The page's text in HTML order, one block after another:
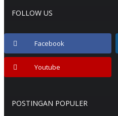
FOLLOW US
Facebook
Youtube
POSTINGAN POPULER